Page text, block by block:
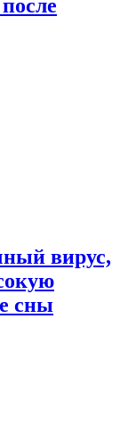
вирус,
сны